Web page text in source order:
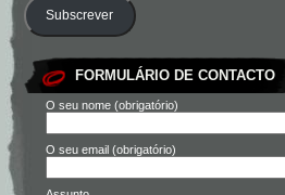
Subscrever
FORMULÁRIO DE CONTACTO
O seu nome (obrigatório)
O seu email (obrigatório)